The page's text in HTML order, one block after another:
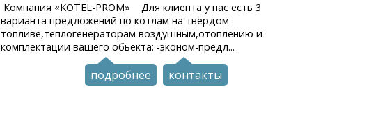
Компания «KOTEL-PROM» Для клиента у нас есть 3
варианта предложений по котлам на твердом
топливе,теплогенераторам воздушным,отоплению и
комплектации вашего обьекта: -эконом-предл...
подробнее контакты